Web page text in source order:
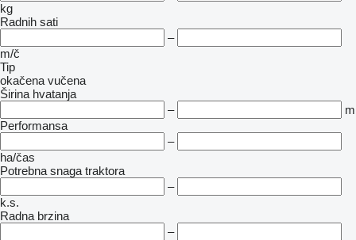
kg
Radnih sati
–
m/č
Tip
okačena vučena
Širina hvatanja
–
m
Performansa
–
ha/čas
Potrebna snaga traktora
–
k.s.
Radna brzina
–